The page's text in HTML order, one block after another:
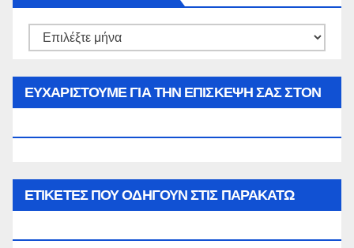
Αρθρα
ΕΥΧΑΡΙΣΤΟΥΜΕ ΓΙΑ ΤΗΝ ΕΠΙΣΚΕΨΗ ΣΑΣ ΣΤΟΝ
ΕΤΙΚΈΤΕΣ ΠΟΥ ΟΔΗΓΟΎΝ ΣΤΙΣ ΠΑΡΑΚΆΤΩ